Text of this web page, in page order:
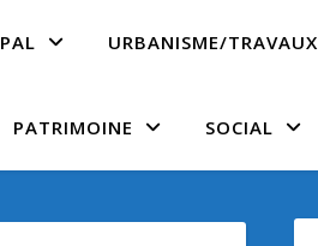
URBANISME/TRAVAUX
PATRIMOINE SOCIAL